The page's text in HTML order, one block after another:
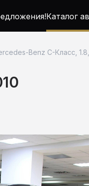
Каталог
Benz C-Класс,